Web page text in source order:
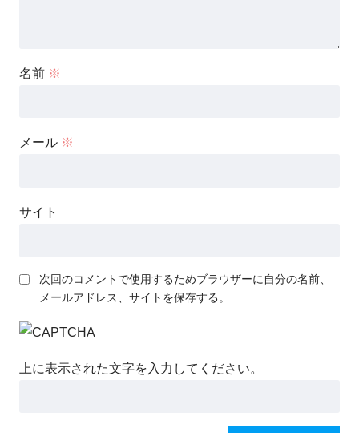
名前 ※
メール ※
サイト
次回のコメントで使用するためブラウザーに自分の名前、
メールアドレス、サイトを保存する。
上に表示された文字を入力してください。